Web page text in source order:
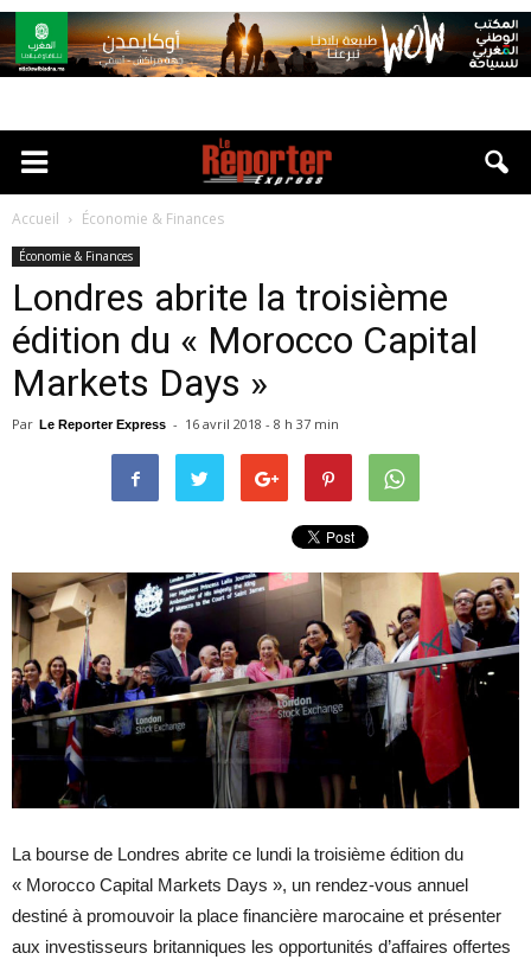
Accueil Économie & Finances
Économie & Finances
Londres abrite la troisième
édition du « Morocco Capital
Markets Days »
Par Le Reporter Express - 16 avril 2018 - 8 h 37 min
La bourse de Londres abrite ce lundi la troisième édition du
« Morocco Capital Markets Days », un rendez-vous annuel
destiné à promouvoir la place financière marocaine et présenter
aux investisseurs britanniques les opportunités d’affaires offertes